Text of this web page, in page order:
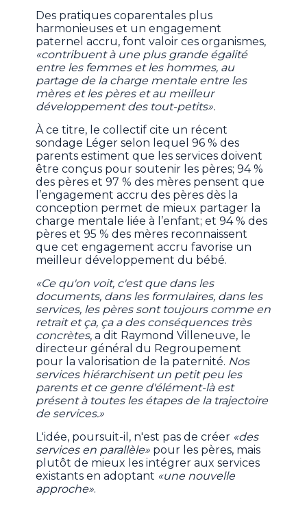
Des pratiques coparentales plus
harmonieuses et un engagement
paternel accru, font valoir ces organismes,
«contribuent à une plus grande égalité
entre les femmes et les hommes, au
partage de la charge mentale entre les
mères et les pères et au meilleur
développement des tout-petits».
À ce titre, le collectif cite un récent
sondage Léger selon lequel 96 % des
parents estiment que les services doivent
être conçus pour soutenir les pères; 94 %
des pères et 97 % des mères pensent que
l’engagement accru des pères dès la
conception permet de mieux partager la
charge mentale liée à l’enfant; et 94 % des
pères et 95 % des mères reconnaissent
que cet engagement accru favorise un
meilleur développement du bébé.
«Ce qu'on voit, c'est que dans les
documents, dans les formulaires, dans les
services, les pères sont toujours comme en
retrait et ça, ça a des conséquences très
concrètes, a dit Raymond Villeneuve, le
directeur général du Regroupement
pour la valorisation de la paternité. Nos
services hiérarchisent un petit peu les
parents et ce genre d'élément-là est
présent à toutes les étapes de la trajectoire
de services.»
L'idée, poursuit-il, n'est pas de créer «des
services en parallèle» pour les pères, mais
plutôt de mieux les intégrer aux services
existants en adoptant «une nouvelle
approche».